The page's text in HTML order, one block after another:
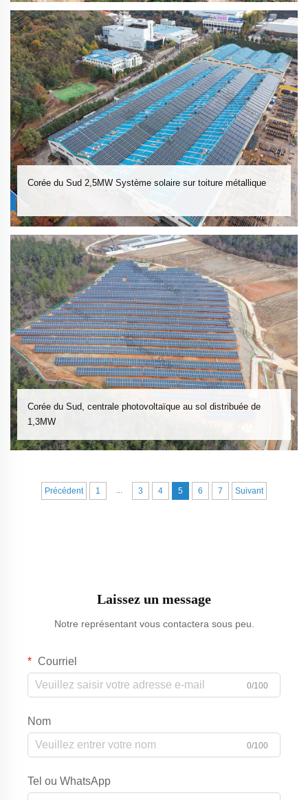
Corée du Sud 2,5MW Système solaire sur toiture métallique
Corée du Sud, centrale photovoltaïque au sol distribuée de
1,3MW
Précédent 1 ... 3 4 5 6 7 Suivant
Laissez un message
Notre représentant vous contactera sous peu.
Courriel
0/100
Nom
0/100
Tel ou WhatsApp